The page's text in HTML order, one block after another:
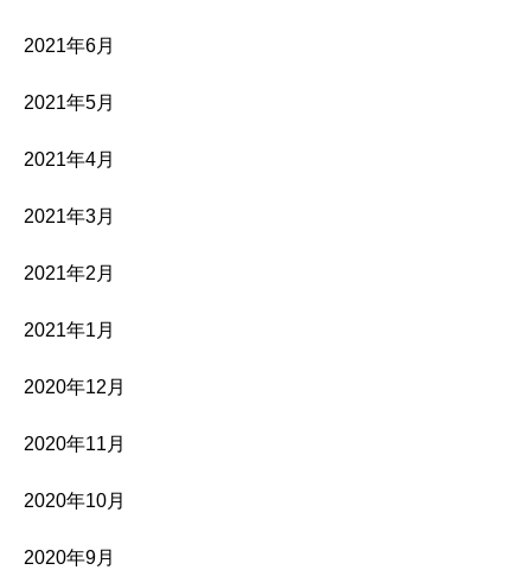
2021年6月
2021年5月
2021年4月
2021年3月
2021年2月
2021年1月
2020年12月
2020年11月
2020年10月
2020年9月